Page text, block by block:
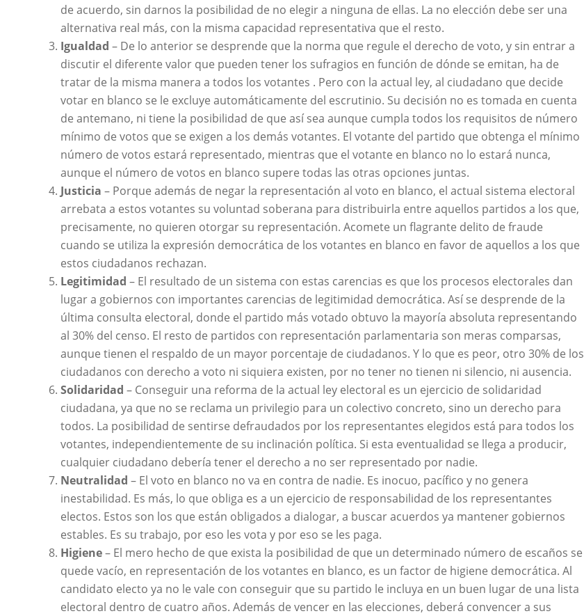
de acuerdo, sin darnos la posibilidad de no elegir a ninguna de ellas. La no elección debe ser una
alternativa real más, con la misma capacidad representativa que el resto.
Igualdad – De lo anterior se desprende que la norma que regule el derecho de voto, y sin entrar a
discutir el diferente valor que pueden tener los sufragios en función de dónde se emitan, ha de
tratar de la misma manera a todos los votantes . Pero con la actual ley, al ciudadano que decide
votar en blanco se le excluye automáticamente del escrutinio. Su decisión no es tomada en cuenta
de antemano, ni tiene la posibilidad de que así sea aunque cumpla todos los requisitos de número
mínimo de votos que se exigen a los demás votantes. El votante del partido que obtenga el mínimo
número de votos estará representado, mientras que el votante en blanco no lo estará nunca,
aunque el número de votos en blanco supere todas las otras opciones juntas.
Justicia – Porque además de negar la representación al voto en blanco, el actual sistema electoral
arrebata a estos votantes su voluntad soberana para distribuirla entre aquellos partidos a los que,
precisamente, no quieren otorgar su representación. Acomete un flagrante delito de fraude
cuando se utiliza la expresión democrática de los votantes en blanco en favor de aquellos a los que
estos ciudadanos rechazan.
Legitimidad – El resultado de un sistema con estas carencias es que los procesos electorales dan
lugar a gobiernos con importantes carencias de legitimidad democrática. Así se desprende de la
última consulta electoral, donde el partido más votado obtuvo la mayoría absoluta representando
al 30% del censo. El resto de partidos con representación parlamentaria son meras comparsas,
aunque tienen el respaldo de un mayor porcentaje de ciudadanos. Y lo que es peor, otro 30% de los
ciudadanos con derecho a voto ni siquiera existen, por no tener no tienen ni silencio, ni ausencia.
Solidaridad – Conseguir una reforma de la actual ley electoral es un ejercicio de solidaridad
ciudadana, ya que no se reclama un privilegio para un colectivo concreto, sino un derecho para
todos. La posibilidad de sentirse defraudados por los representantes elegidos está para todos los
votantes, independientemente de su inclinación política. Si esta eventualidad se llega a producir,
cualquier ciudadano debería tener el derecho a no ser representado por nadie.
Neutralidad – El voto en blanco no va en contra de nadie. Es inocuo, pacífico y no genera
inestabilidad. Es más, lo que obliga es a un ejercicio de responsabilidad de los representantes
electos. Estos son los que están obligados a dialogar, a buscar acuerdos ya mantener gobiernos
estables. Es su trabajo, por eso les vota y por eso se les paga.
Higiene– El mero hecho de que exista la posibilidad de que un determinado número de escaños se
quede vacío, en representación de los votantes en blanco, es un factor de higiene democrática. Al
candidato electo ya no le vale con conseguir que su partido le incluya en un buen lugar de una lista
electoral dentro de cuatro años. Además de vencer en las elecciones, deberá convencer a sus